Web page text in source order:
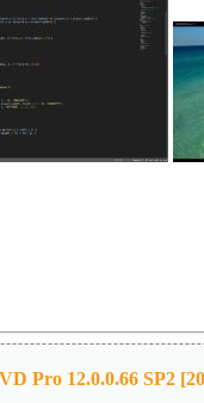
Pro 12.0.0.66 SP2